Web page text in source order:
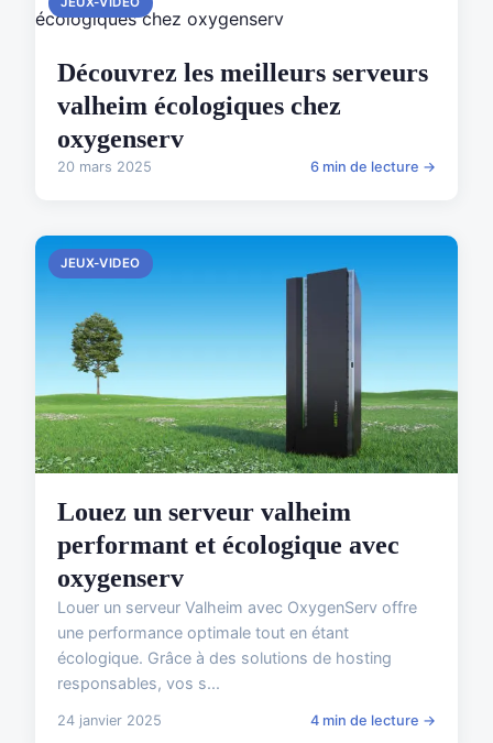
Découvrez les meilleurs serveurs
valheim écologiques chez
oxygenserv
20 mars 2025 6 min de lecture →
JEUX-VIDEO
Louez un serveur valheim
performant et écologique avec
oxygenserv
Louer un serveur Valheim avec OxygenServ offre
une performance optimale tout en étant
écologique. Grâce à des solutions de hosting
responsables, vos s...
24 janvier 2025 4 min de lecture →